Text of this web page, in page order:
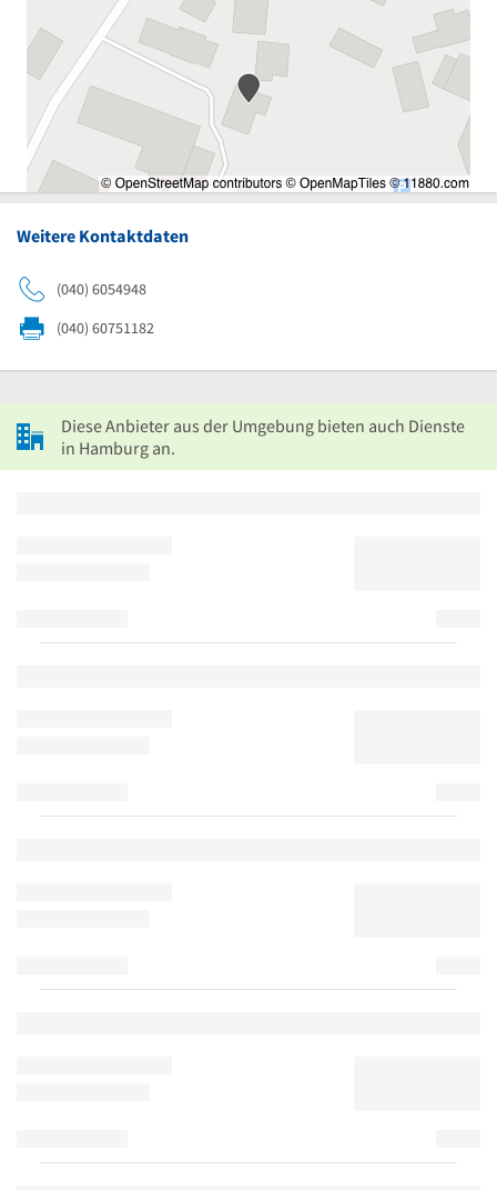
Weitere Kontaktdaten
(040) 6054948
(040) 60751182
Diese Anbieter aus der Umgebung bieten auch Dienste
in Hamburg an.